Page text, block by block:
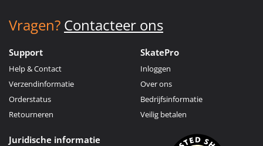
Vragen? Contacteer ons
Support
Help & Contact
Verzendinformatie
Orderstatus
Retourneren
SkatePro
Inloggen
Over ons
Bedrijfsinformatie
Veilig betalen
Juridische informatie